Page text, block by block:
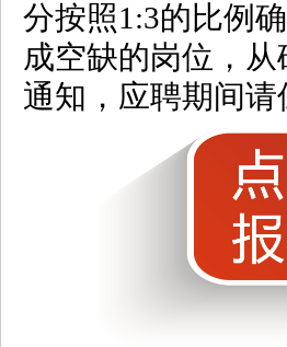
分按照1:3的比例
成空缺的岗位，
通知，应聘期间